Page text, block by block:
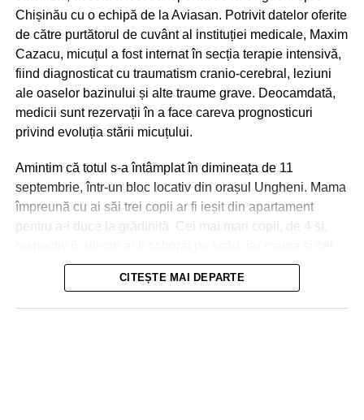
Nici în Chișinău situația nu a fost una mai bună. Aici
Chișinău cu o echipă de la Aviasan. Potrivit datelor oferite
de către purtătorul de cuvânt al instituției medicale, Maxim
Cazacu, micuțul a fost internat în secția terapie intensivă,
fiind diagnosticat cu traumatism cranio-cerebral, leziuni
ale oaselor bazinului și alte traume grave. Deocamdată,
medicii sunt rezervații în a face careva prognosticuri
privind evoluția stării micuțului.
Amintim că totul s-a întâmplat în dimineața de 11
septembrie, într-un bloc locativ din orașul Ungheni. Mama
împreună cu ai săi trei copii ar fi ieșit din apartament
pentru a-i duce la grădiniță. Cei mai mari copii, de 4 și,
de-al treilea micuț, de 2 ani, urmau să meargă cu
ascensorul. La ușile deschise ale liftului, mama a reușit
CITEȘTE MAI DEPARTE